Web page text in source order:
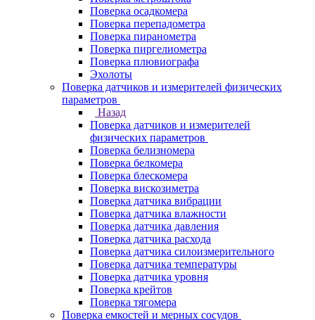
Поверка осадкомера
Поверка перепадометра
Поверка пиранометра
Поверка пиргелиометра
Поверка плювиографа
Эхолоты
Поверка датчиков и измерителей физических
параметров
Назад
Поверка датчиков и измерителей
физических параметров
Поверка белизномера
Поверка белкомера
Поверка блескомера
Поверка вискозиметра
Поверка датчика вибрации
Поверка датчика влажности
Поверка датчика давления
Поверка датчика расхода
Поверка датчика силоизмерительного
Поверка датчика температуры
Поверка датчика уровня
Поверка крейтов
Поверка тягомера
Поверка емкостей и мерных сосудов